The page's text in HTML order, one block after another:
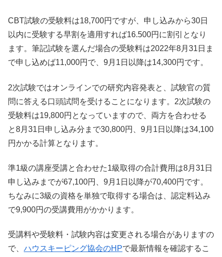
CBT試験の受験料は18,700円ですが、申し込みから30日
以内に受験する早割を適用すれば16.500円に割引となり
ます。筆記試験を選んだ場合の受験料は2022年8月31日ま
で申し込めば11,000円で、9月1日以降は14,300円です。
2次試験ではオンラインでの研究内容発表と、試験官の質
問に答える口頭試問を受けることになります。2次試験の
受験料は19,800円となっていますので、両方を合わせる
と8月31日申し込み分まで30,800円、9月1日以降は34,100
円かかる計算となります。
準1級の講座受講と合わせた1級取得の合計費用は8月31日
申し込みまでが67,100円、9月1日以降が70,400円です。
ちなみに3級の資格を単独で取得する場合は、認定料込み
で9,900円の受講費用がかかります。
受講料や受験料・試験内容は変更される場合がありますの
で、 ハウスキーピング協会のHPで最新情報を確認するこ